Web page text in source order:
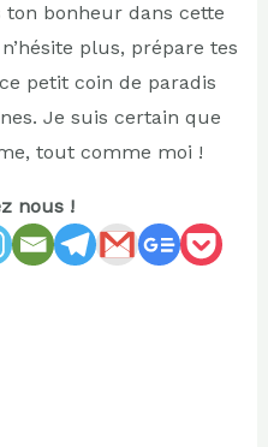
bonheur dans cette
plus, prépare tes
petit coin de paradis
Je suis certain que
tout comme moi !
nous !